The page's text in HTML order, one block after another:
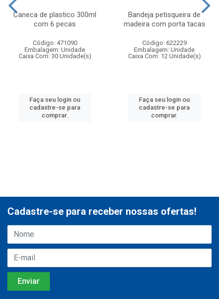
Caneca de plastico 300ml
com 6 pecas
Código: 471090
Embalagem: Unidade
Caixa Com: 30 Unidade(s)
Faça seu login ou
cadastre-se para
comprar.
Bandeja petisqueira de
madeira com porta tacas
Código: 622229
Embalagem: Unidade
Caixa Com: 12 Unidade(s)
Faça seu login ou
cadastre-se para
comprar.
Cadastre-se para receber nossas ofertas!